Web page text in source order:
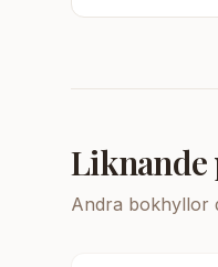
Andra bokhyllor